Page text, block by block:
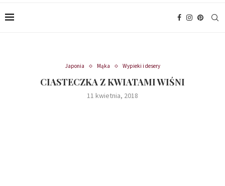
Japonia Mąka Wypieki i desery
CIASTECZKA Z KWIATAMI WIŚNI
11 kwietnia, 2018